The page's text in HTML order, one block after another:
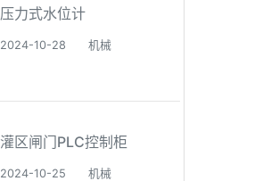
压力式水位计
2024-10-28 机械
灌区闸门PLC控制柜
2024-10-25 机械